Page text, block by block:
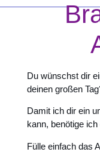
Du wünschst dir
deinen großen
Damit ich dir ein
kann, benötige
Fülle einfach das